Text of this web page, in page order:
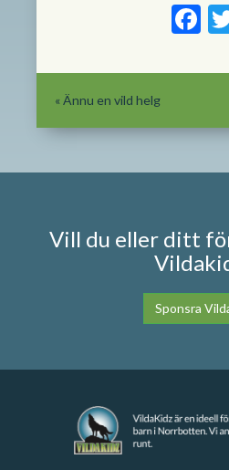
« Ännu en vild helg
Vill du eller ditt
Sponsra